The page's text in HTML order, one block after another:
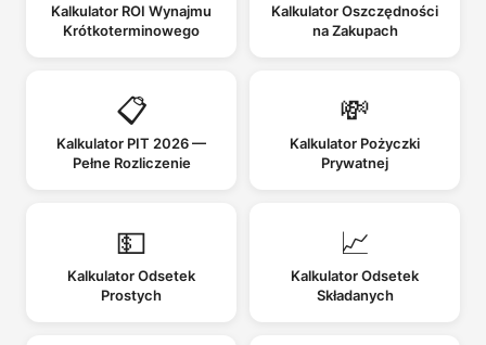
Kalkulator ROI Wynajmu
Krótkoterminowego
Kalkulator Oszczędności
na Zakupach
📋
Kalkulator PIT 2026 —
Pełne Rozliczenie
💸
Kalkulator Pożyczki
Prywatnej
💵
Kalkulator Odsetek
Prostych
📈
Kalkulator Odsetek
Składanych